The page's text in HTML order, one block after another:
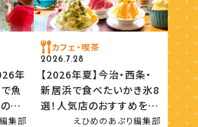
年
魚
場
集部
カフェ・喫茶
2026.7.28
【2026年夏】今治・西条・
新居浜で食べたいかき氷8
選！人気店のおすすめを紹
えひめのあぷり編集部